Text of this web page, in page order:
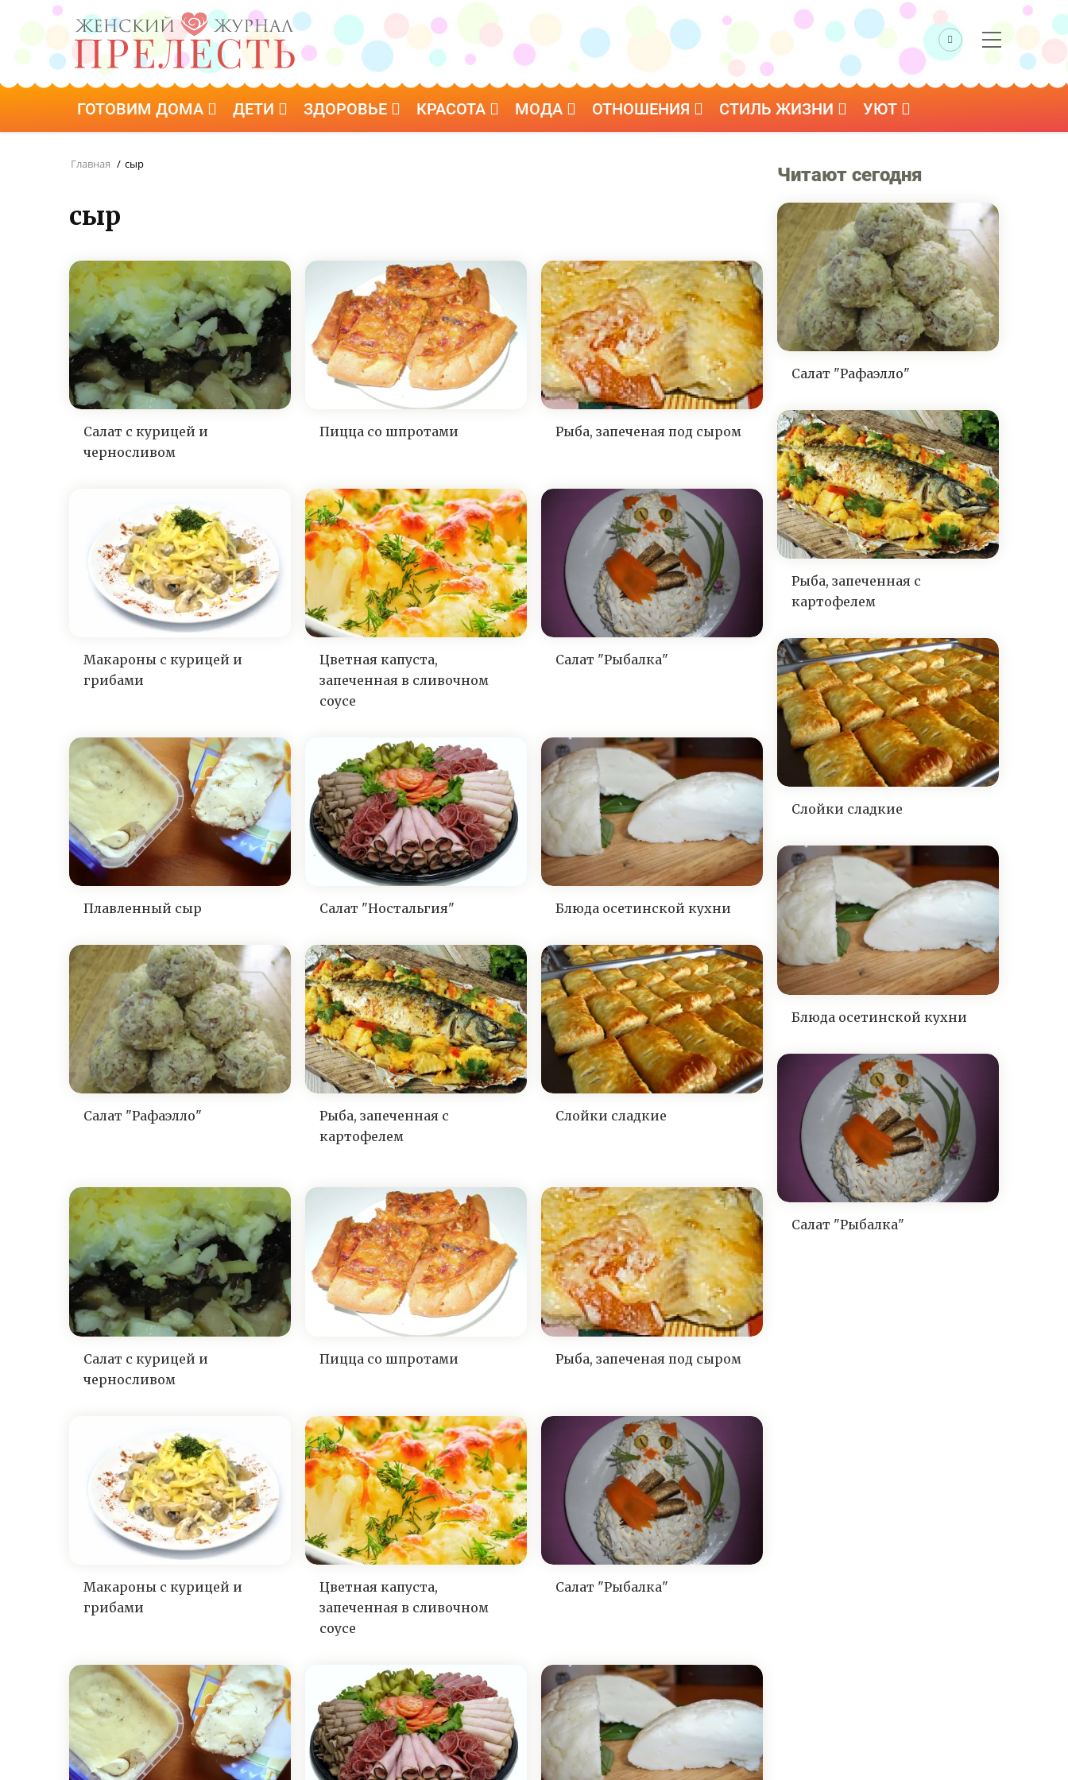
ГОТОВИМ ДОМА ДЕТИ ЗДОРОВЬЕ КРАСОТА МОДА ОТНОШЕНИЯ СТИЛЬ ЖИЗНИ УЮТ
Главная / сыр
сыр
Салат с курицей и
черносливом
Пицца со шпротами Рыба, запеченая под сыром
Макароны с курицей и
грибами
Цветная капуста,
запеченная в сливочном
соусе
Салат "Рыбалка"
Плавленный сыр Салат "Ностальгия" Блюда осетинской кухни
Салат "Рафаэлло"
Рыба, запеченная с
картофелем
Слойки сладкие
Салат с курицей и
черносливом
Пицца со шпротами Рыба, запеченая под сыром
Макароны с курицей и
грибами
Цветная капуста,
запеченная в сливочном
соусе
Салат "Рыбалка"
Читают сегодня
Салат "Рафаэлло"
Рыба, запеченная с
картофелем
Слойки сладкие
Блюда осетинской кухни
Салат "Рыбалка"